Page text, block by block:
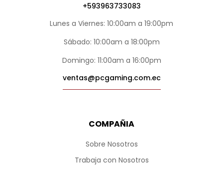
COMPAÑIA
Sobre Nosotros
Trabaja con Nosotros
+593963733083
Lunes a Viernes: 10:00am a 19:00pm
Sábado: 10:00am a 18:00pm
Domingo: 11:00am a 16:00pm
ventas@pcgaming.com.ec